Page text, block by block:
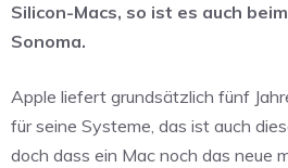
Silicon-Macs, so ist es auch
Sonoma.
Apple liefert grundsätzlich fünf
für seine Systeme, das ist auch
doch dass ein Mac noch das neue